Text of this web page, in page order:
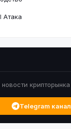
Атака
крипторынка
Telegram канал